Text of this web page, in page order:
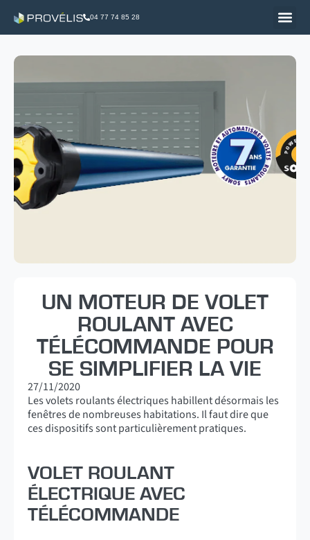
04 77 74 85 28
UN MOTEUR DE VOLET
ROULANT AVEC
TÉLÉCOMMANDE POUR
SE SIMPLIFIER LA VIE
27/11/2020
Les volets roulants électriques habillent désormais les
fenêtres de nombreuses habitations. Il faut dire que
ces dispositifs sont particulièrement pratiques.
VOLET ROULANT
ÉLECTRIQUE AVEC
TÉLÉCOMMANDE